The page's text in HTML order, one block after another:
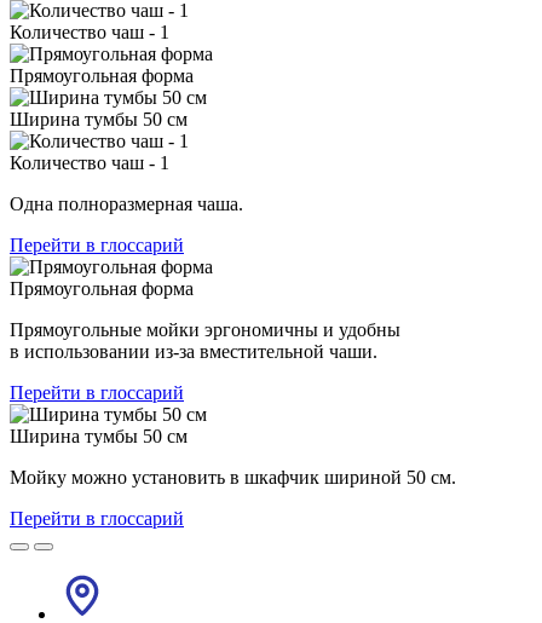
Количество чаш - 1
Прямоугольная форма
Ширина тумбы 50 см
Количество чаш - 1
Одна полноразмерная чаша.
Перейти в глоссарий
Прямоугольная форма
Прямоугольные мойки эргономичны и удобны
в использовании из-за вместительной чаши.
Перейти в глоссарий
Ширина тумбы 50 см
Мойку можно установить в шкафчик шириной 50 см.
Перейти в глоссарий